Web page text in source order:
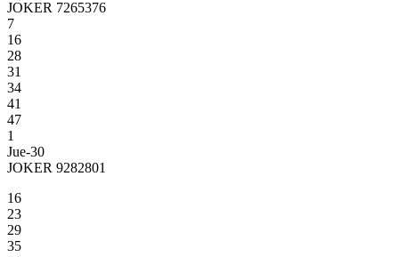
JOKER 7265376
7
16
28
31
34
41
47
1
Jue-30
JOKER 9282801
16
23
29
35